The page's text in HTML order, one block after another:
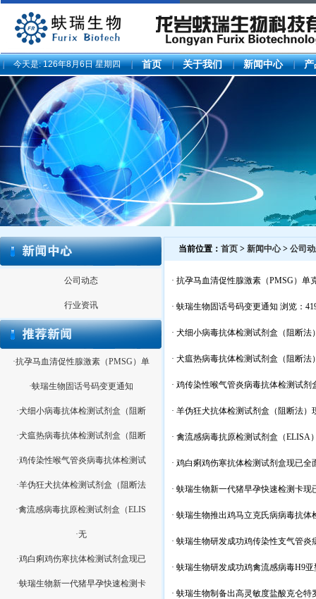
今天是:126年8月6日 星期四 首页 关于我们 新闻中心 产
公司动态
行业资讯
·抗孕马血清促性腺激素（PMSG）单
·蚨瑞生物固话号码变更通知
·犬细小病毒抗体检测试剂盒（阻断
·犬瘟热病毒抗体检测试剂盒（阻断
·鸡传染性喉气管炎病毒抗体检测试
·羊伪狂犬抗体检测试剂盒（阻断法
·禽流感病毒抗原检测试剂盒（ELIS
·无
·鸡白痢鸡伤寒抗体检测试剂盒现已
·蚨瑞生物新一代猪早孕快速检测卡
当前位置： 首页 > 新闻中心> 公司
· 抗孕马血清促性腺激素（PMSG）单
· 蚨瑞生物固话号码变更通知 浏览：
· 犬细小病毒抗体检测试剂盒（阻断法
· 犬瘟热病毒抗体检测试剂盒（阻断法
· 鸡传染性喉气管炎病毒抗体检测试剂
· 羊伪狂犬抗体检测试剂盒（阻断法）
· 禽流感病毒抗原检测试剂盒（ELISA
· 鸡白痢鸡伤寒抗体检测试剂盒现已全
· 蚨瑞生物新一代猪早孕快速检测卡现
· 蚨瑞生物推出鸡马立克氏病病毒抗体
· 蚨瑞生物研发成功鸡传染性支气管炎
· 蚨瑞生物研发成功鸡禽流感病毒H9
· 蚨瑞生物制备出高灵敏度盐酸克仑特